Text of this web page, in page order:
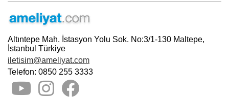
Altıntepe Mah. İstasyon Yolu Sok. No:3/1-130 Maltepe,
İstanbul Türkiye
iletisim@ameliyat.com
Telefon: 0850 255 3333